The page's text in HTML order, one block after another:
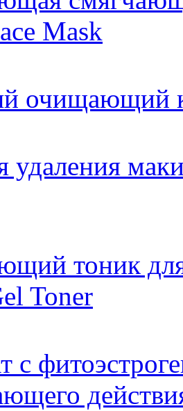
Mask
очищающий
удаления
тоник
Toner
с